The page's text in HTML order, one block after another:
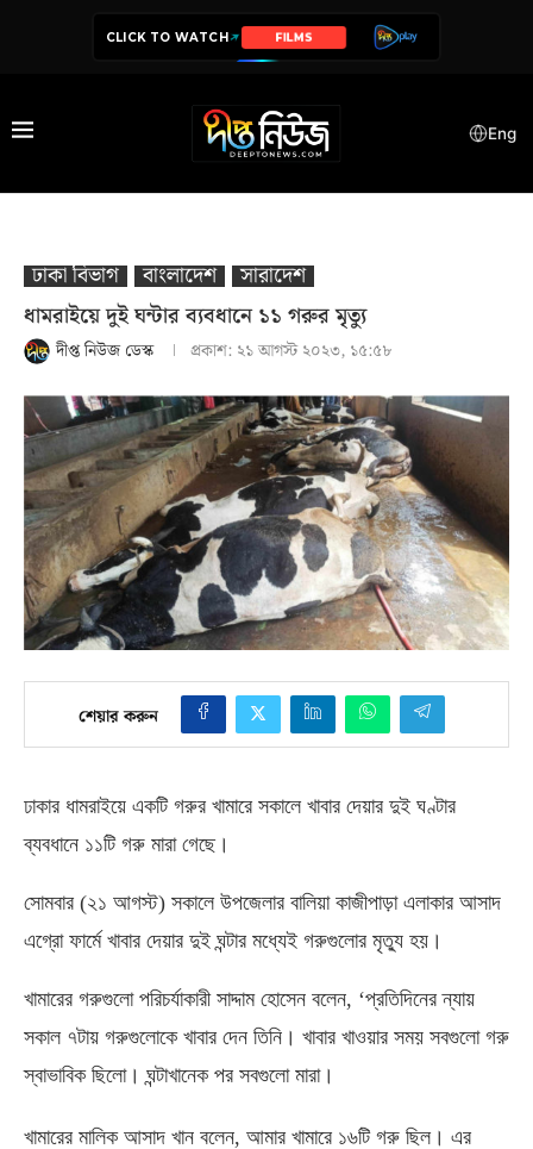
CLICK TO WATCH FILMS
SERIES
Eng
ঢাকা বিভাগ বাংলাদেশ
সারাদেশ
ধামরাইয়ে দুই ঘন্টার ব্যবধানে ১১ গরুর মৃত্যু
দীপ্ত নিউজ ডেস্ক প্রকাশ: ২১ আগস্ট ২০২৩, ১৫:৫৮
শেয়ার করুন
ঢাকার ধামরাইয়ে একটি গরুর খামারে সকালে খাবার দেয়ার দুই ঘণ্টার
ব্যবধানে ১১টি গরু মারা গেছে।
সোমবার (২১ আগস্ট) সকালে উপজেলার বালিয়া কাজীপাড়া এলাকার আসাদ
এগ্রো ফার্মে খাবার দেয়ার দুই ঘন্টার মধ্যেই গরুগুলোর মৃত্যু হয়।
খামারের গরুগুলো পরিচর্যাকারী সাদ্দাম হোসেন বলেন, ‘প্রতিদিনের ন্যায়
সকাল ৭টায় গরুগুলোকে খাবার দেন তিনি। খাবার খাওয়ার সময় সবগুলো গরু
স্বাভাবিক ছিলো। ঘন্টাখানেক পর সবগুলো মারা।
খামারের মালিক আসাদ খান বলেন, আমার খামারে ১৬টি গরু ছিল। এর